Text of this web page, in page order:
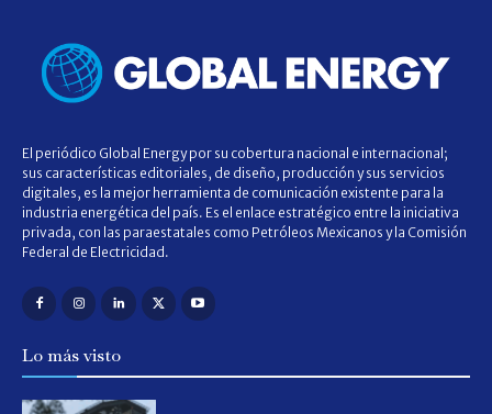
El periódico Global Energy por su cobertura nacional e internacional;
sus características editoriales, de diseño, producción y sus servicios
digitales, es la mejor herramienta de comunicación existente para la
industria energética del país. Es el enlace estratégico entre la iniciativa
privada, con las paraestatales como Petróleos Mexicanos y la Comisión
Federal de Electricidad.
Lo más visto